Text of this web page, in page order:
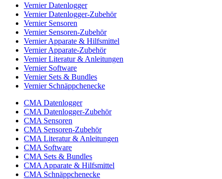
Vernier Datenlogger
Vernier Datenlogger-Zubehör
Vernier Sensoren
Vernier Sensoren-Zubehör
Vernier Apparate & Hilfsmittel
Vernier Apparate-Zubehör
Vernier Literatur & Anleitungen
Vernier Software
Vernier Sets & Bundles
Vernier Schnäppchenecke
CMA Datenlogger
CMA Datenlogger-Zubehör
CMA Sensoren
CMA Sensoren-Zubehör
CMA Literatur & Anleitungen
CMA Software
CMA Sets & Bundles
CMA Apparate & Hilfsmittel
CMA Schnäppchenecke